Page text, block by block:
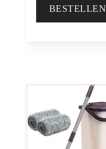
BESTELLEN